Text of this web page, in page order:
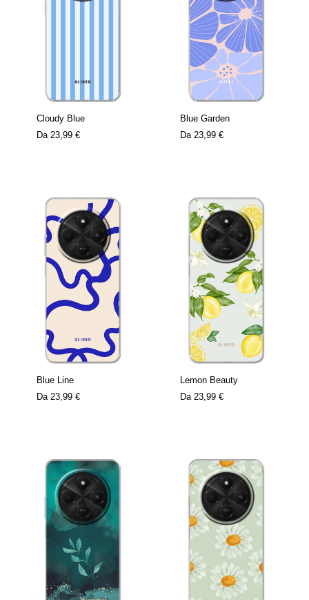
Cloudy Blue
Da 23,99 €
Blue Garden
Da 23,99 €
Blue Line
Da 23,99 €
Lemon Beauty
Da 23,99 €